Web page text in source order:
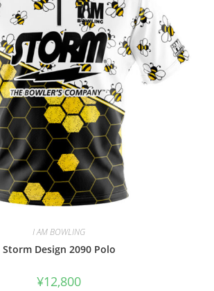
I AM BOWLING
Storm Design 2090 Polo
¥12,800